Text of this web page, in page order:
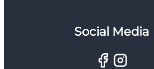
Social Media